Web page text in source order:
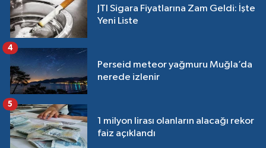
JTI Sigara Fiyatlarına Zam Geldi: İşte
Yeni Liste
Perseid meteor yağmuru Muğla’da
nerede izlenir
4
1 milyon lirası olanların alacağı rekor
faiz açıklandı
5